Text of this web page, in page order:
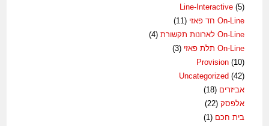
Line-Interactive (5)
On-Line חד פאזי
(11)
On-Line לארונות תקשורת
(4)
On-Line תלת פאזי
(3)
Provision (10)
Uncategorized (42)
אביזרים (18)
אלפסק (22)
בית חכם (1)